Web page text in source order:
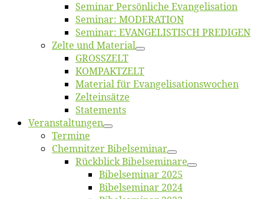
Se­mi­nar Per­sön­li­che Evangelisation
Se­mi­nar: MODERATION
Se­mi­nar: EVANGELISTISCH PREDIGEN
Zel­te und Material
GROSSZELT
KOMPAKTZELT
Ma­te­ri­al für Evangelisationswochen
Zelt­ein­sät­ze
State­ments
Ver­an­stal­tun­gen
Ter­mi­ne
Chemnit­zer Bibelseminar
Rück­blick Bibelseminare
Bi­bel­se­mi­nar 2025
Bi­bel­se­mi­nar 2024